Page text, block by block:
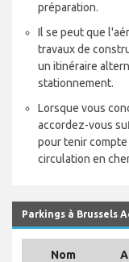
préparation.
Il se peut que
travaux de
un itinéraire
stationnement.
Lorsque vous
accordez-vous
pour tenir
circulation en
Parkings à Brussels
Nom